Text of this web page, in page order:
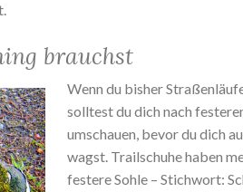
brauchst
Wenn du bisher
solltest du dich nach
umschauen, bevor du dich
wagst. Trailschuhe haben
festere Sohle – Stichwort: